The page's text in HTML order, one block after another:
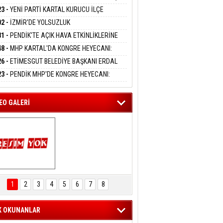
Kaynas
AYLIĞI FARKLARI 7 AĞUSTOS'TA
GEÇİYOR
- YENİ PARTİ KARTAL KURUCU İLÇE
MERT POLAT OLDU
- İZMİR'DE YOLSUZLUK
BELEDİYE BAŞKANI
ÇİÇEK DAHİL 13 KİŞİ GÖZALTINDA
- PENDİK'TE AÇIK HAVA ETKİNLİKLERİNE
İLGİ:10 BİN ÇOCUK KATILIM SAĞLADI
- MHP KARTAL'DA KONGRE HEYECANI:
UZUNKAYA'DAN ANLAMLI DAVET
- ETİMESGUT BELEDİYE BAŞKANI ERDAL
TUTUKLANDI
- PENDİK MHP'DE KONGRE HEYECANI:
BULUŞMA 8 AĞUSTOS'TA YAPILACAK
GALERİ
ENGELSİZ
FESTİVALİ
KONSERİ
MEST
1 2 3 4 5 6 7 8
OKUNANLAR